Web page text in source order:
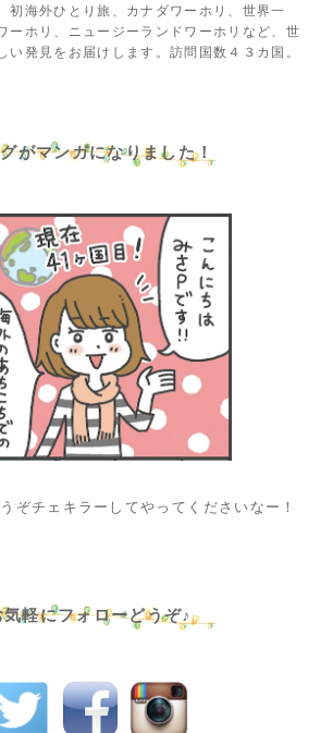
初海外ひとり旅、カナダワーホリ、世界一
ーホリ、ニュージーランドワーホリなど、世
い発見をお届けします。訪問国数４３カ国。
がマンガになりました！
ぞチェキラーしてやってくださいなー！
気軽にフォローどうぞ♪